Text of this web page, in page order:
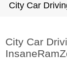
City Car
City Car